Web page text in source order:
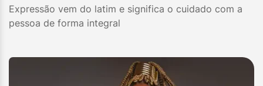
Expressão vem do latim e significa o cuidado com a
pessoa de forma integral